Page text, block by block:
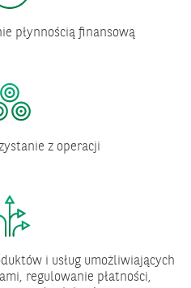
płynnością finansową
z operacji
i usług umożliwiających
regulowanie płatności,